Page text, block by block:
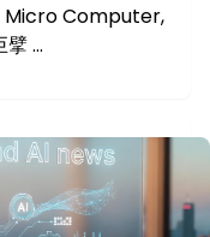
Micro Computer,
擘 …